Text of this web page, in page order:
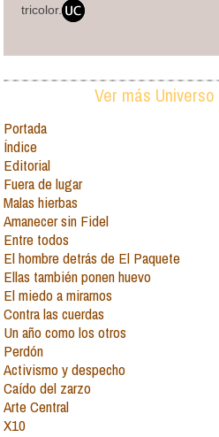
tricolor.
Ver más
Portada
Índice
Editorial
Fuera de lugar
Malas hierbas
Amanecer sin Fidel
Entre todos
El hombre detrás de El Paquete
Ellas también ponen huevo
El miedo a mirarnos
Contra las cuerdas
Un año como los otros
Perdón
Activismo y despecho
Caído del zarzo
Arte Central
X10